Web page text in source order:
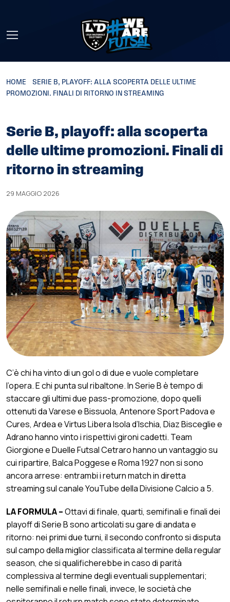
HOME
SERIE B, PLAYOFF: ALLA SCOPERTA DELLE ULTIME
PROMOZIONI. FINALI DI RITORNO IN STREAMING
Serie B, playoff: alla scoperta
delle ultime promozioni. Finali di
ritorno in streaming
29 MAGGIO 2026
C’è chi ha vinto di un gol o di due e vuole completare
l’opera. E chi punta sul ribaltone. In Serie B è tempo di
staccare gli ultimi due pass-promozione, dopo quelli
ottenuti da Varese e Bissuola, Antenore Sport Padova e
Cures, Ardea e Virtus Libera Isola d’Ischia, Diaz Bisceglie e
Adrano hanno vinto i rispettivi gironi cadetti. Team
Giorgione e Duelle Futsal Cetraro hanno un vantaggio su
cui ripartire, Balca Poggese e Roma 1927 non si sono
ancora arrese: entrambi i return match in diretta
streaming sul canale YouTube della Divisione Calcio a 5.
LA FORMULA –Ottavi di finale, quarti, semifinali e finali dei
playoff di Serie B sono articolati su gare di andata e
ritorno: nei primi due turni, il secondo confronto si disputa
sul campo della miglior classificata al termine della regular
season, che si qualificherebbe in caso di parità
complessiva al termine degli eventuali supplementari;
nelle semifinali e nelle finali, invece, le società che